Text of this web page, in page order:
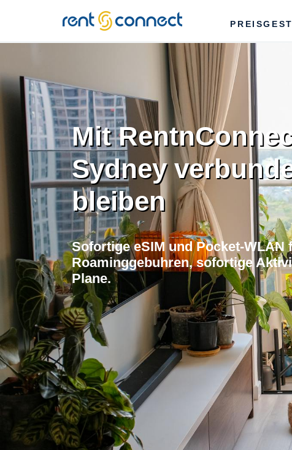
RENT'N
CONNECT
Mit
Sydney
bleiben
Sofortige eSIM und Pocket-WLAN
Roaminggebuhren, sofortige
Plane.